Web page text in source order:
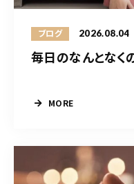
ブログ 2026.08.04
毎日のなんとなく
MORE